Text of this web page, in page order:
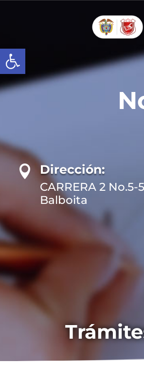
Abrir barra de herramientas
 Dirección:
CARRERA 2 No.5-
Balboita